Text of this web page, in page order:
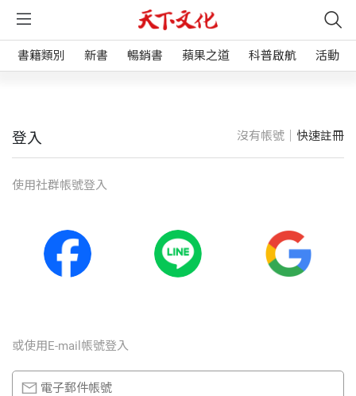
書籍類別 新書 暢銷書 蘋果之道 科普啟航 活動
登入 沒有帳號｜ 快速註冊
使⽤社群帳號登入
或使⽤E-mail帳號登入